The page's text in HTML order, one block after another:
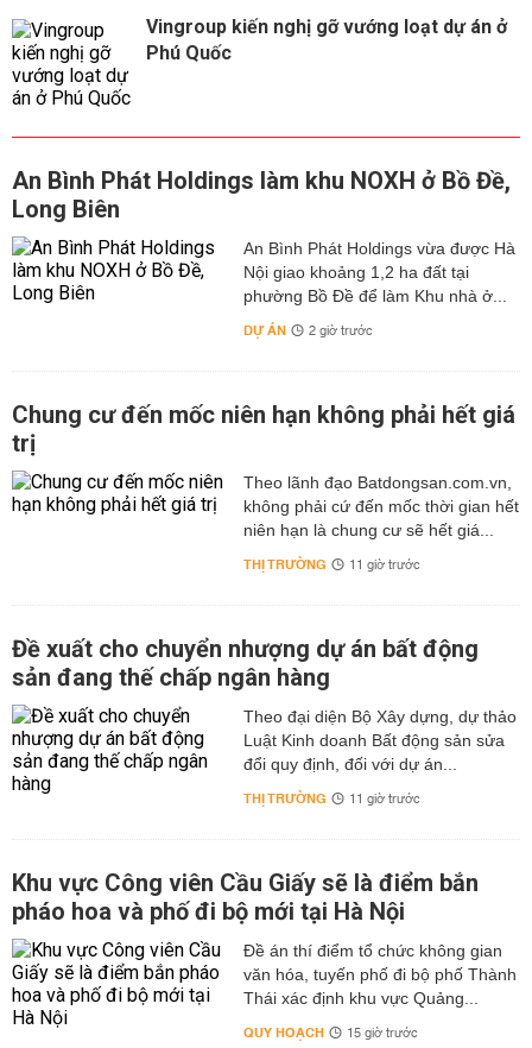
Vingroup kiến nghị gỡ vướng loạt dự án ở
Phú Quốc
An Bình Phát Holdings làm khu NOXH ở Bồ Đề,
Long Biên
An Bình Phát Holdings vừa được Hà
Nội giao khoảng 1,2 ha đất tại
phường Bồ Đề để làm Khu nhà ở...
DỰ ÁN 2 giờ trước
Chung cư đến mốc niên hạn không phải hết giá
trị
Theo lãnh đạo Batdongsan.com.vn,
không phải cứ đến mốc thời gian hết
niên hạn là chung cư sẽ hết giá...
THỊ TRƯỜNG 11 giờ trước
Đề xuất cho chuyển nhượng dự án bất động
sản đang thế chấp ngân hàng
Theo đại diện Bộ Xây dựng, dự thảo
Luật Kinh doanh Bất động sản sửa
đổi quy định, đối với dự án...
THỊ TRƯỜNG 11 giờ trước
Khu vực Công viên Cầu Giấy sẽ là điểm bắn
pháo hoa và phố đi bộ mới tại Hà Nội
Đề án thí điểm tổ chức không gian
văn hóa, tuyến phố đi bộ phố Thành
Thái xác định khu vực Quảng...
QUY HOẠCH 15 giờ trước